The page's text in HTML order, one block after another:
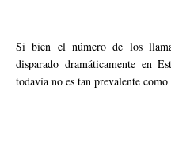
Si bien el número de los
disparado dramáticamente en
todavía no es tan prevalente como